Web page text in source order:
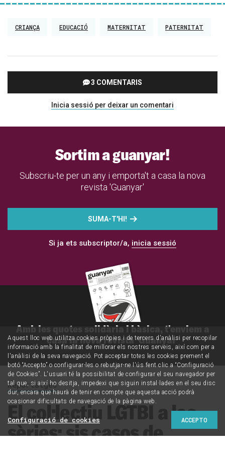
CRIANÇA EDUCACIÓ MATERNITAT PATERNITAT
3 COMENTARIS
Inicia sessió per deixar un comentari
Sortim a guanyar!
Subscriu-te per un any i emporta't a casa la nova
revista 'Guanyar'
SUMA-T'HI!
Si ja ets subscriptor/a, inicia sessió
Amb les quotes solidària i bàsica, t'enviem a
casa la nova revista 'Guanyar'
Reportatges
El col·lectiu LGTBI a les
sèries: sis casos de
Aquest lloc web utilitza cookies pròpies i de tercers d'anàlisi per recopilar
informació amb la finalitat de millorar els nostres serveis, així com per a
l'anàlisi de la seva navegació. Pot acceptar totes les cookies prement el
botó “Accepto” o configurar-les o rebutjar-ne l'ús fent clic a “Configuració
de Cookies”. L'usuari té la possibilitat de configurar el seu navegador per
tal que, si així ho desitja, impedexi que siguin instal·lades en el seu disc
dur, encara que haurà de tenir en compte que aquesta acció podrà
ocasionar dificultats de navegació de la pàgina web.
ACCEPTO
Configuració de cookies